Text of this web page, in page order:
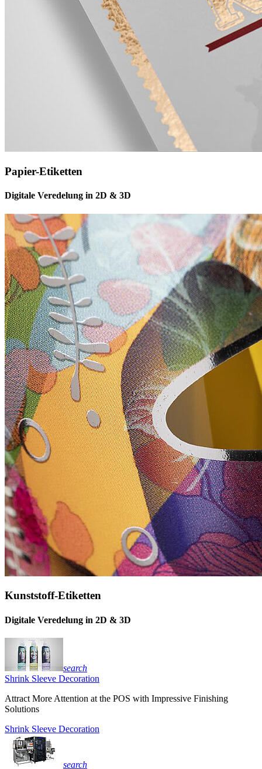
Papier-Etiketten
Digitale Veredelung in 2D & 3D
Kunststoff-Etiketten
Digitale Veredelung in 2D & 3D
search
Shrink Sleeve Decoration
Attract More Attention at the POS with Impressive Finishing
Solutions
Shrink Sleeve Decoration
search